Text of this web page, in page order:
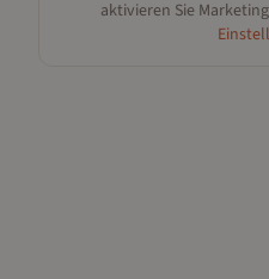
aktivieren Sie